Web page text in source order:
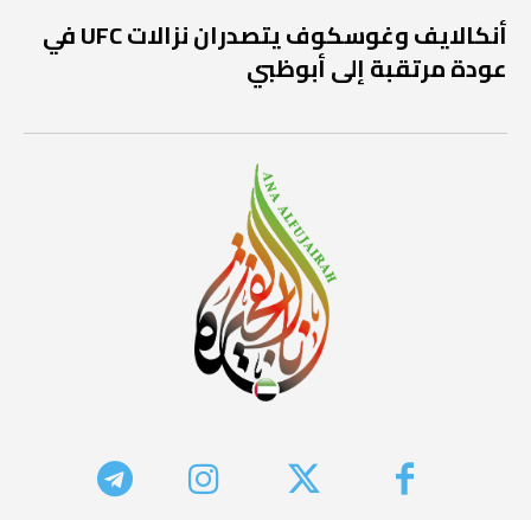
أنكالايف وغوسكوف يتصدران نزالات UFC في
عودة مرتقبة إلى أبوظبي